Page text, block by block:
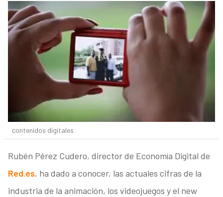
contenidos digitales
Rubén Pérez Cudero, director de Economía Digital de
Red.es, ha dado a conocer, las actuales cifras de la
industria de la animación, los videojuegos y el new